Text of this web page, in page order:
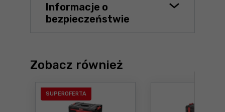
Informacje o
bezpieczeństwie
Zobacz również
SUPEROFERTA